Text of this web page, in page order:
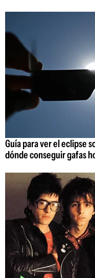
Guía para ver el eclipse
dónde conseguir gafas